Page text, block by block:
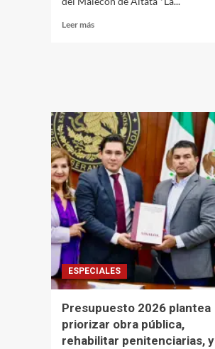
Leer másLeer
través
del
ostión
ESPECIALES
Presupuesto 2026 plantea
priorizar obra pública,
rehabilitar penitenciarias, y